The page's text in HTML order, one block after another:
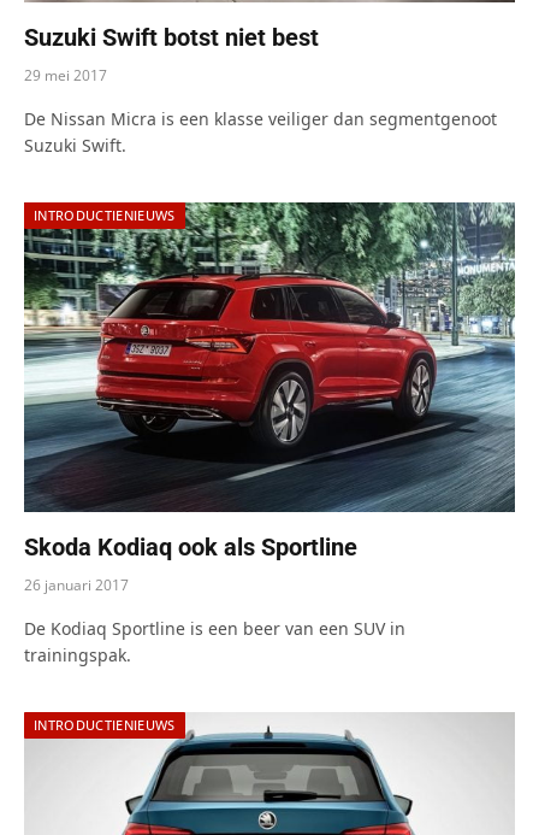
Suzuki Swift botst niet best
29 mei 2017
De Nissan Micra is een klasse veiliger dan segmentgenoot
Suzuki Swift.
INTRODUCTIENIEUWS
Skoda Kodiaq ook als Sportline
26 januari 2017
De Kodiaq Sportline is een beer van een SUV in
trainingspak.
INTRODUCTIENIEUWS